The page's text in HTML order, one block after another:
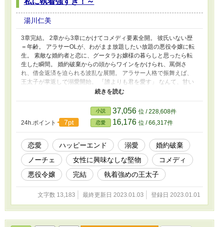
湯川仁美
3章完結。 2章から3章にかけてコメディ要素全開。 彼氏いない歴
＝年齢。 アラサーOLが、わがまま放題したい放題の悪役令嬢に転
生。 素敵な婚約者と恋に、グータラお嬢様の暮らしと思ったら転
生した瞬間。 婚約破棄からの頭からワインをかけられ、罵倒さ
れ、借金返済を迫られる波乱な展開。 アラサー人格で振舞えば、
王太子が掌返しで溺愛開始。 「誰よりも君を愛す」 なんて、甘い
言葉を囁やくが。 「女の中で一番私が好きという事？それとも、
俺はモテるが私を一番好きでいてやると言う宣言？はたまた、私の
事を好きな男性の中で一番私の事を好きと・・・」 「君を好きな
男は全員、抹殺する。全人類の中で一番、君を好きだ」 ストレー
トに王子の口説き言葉は彼女に伝わらない。 「俺に惚れろ。可愛
いセリフを吐け。怠惰になることを要求する」 「自立するな。俺
にぶら下がって、ふんぞり返っていきろ」 王太子は必要以上に彼
女に収着し、婚約破棄を中止し、狂愛を開始。 1章 相互嫌い。コ
メディ少なめ。 2章 王子溺愛の片思い中。 3章 相思相愛。王太
子の執着全開。 思いっきり執着強めに２章から３章に掛けて変化
していく王太子にお暇な時にお付き合いくださると光栄です。
24h.ポイント 7pt
小説 37,056 位 / 228,608件
恋愛 16,176 位 / 66,317件
恋愛 ハッピーエンド 溺愛
婚約破棄
ノーチェ
女性に興味なしな堅物
コメディ
悪役令嬢
完結 執着強めの王太子
文字数 13,183 最終更新日 2023.01.03 登録日 2023.01.01